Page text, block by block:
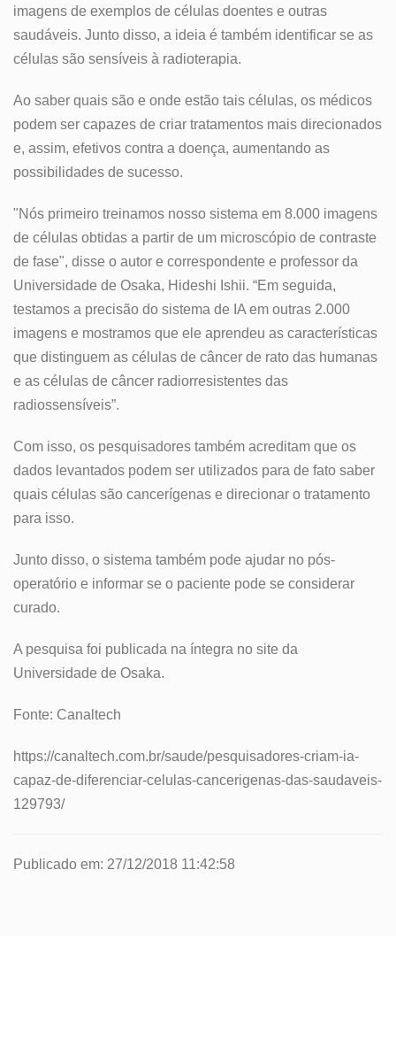
imagens de exemplos de células doentes e outras
saudáveis. Junto disso, a ideia é também identificar se as
células são sensíveis à radioterapia.
Ao saber quais são e onde estão tais células, os médicos
podem ser capazes de criar tratamentos mais direcionados
e, assim, efetivos contra a doença, aumentando as
possibilidades de sucesso.
"Nós primeiro treinamos nosso sistema em 8.000 imagens
de células obtidas a partir de um microscópio de contraste
de fase", disse o autor e correspondente e professor da
Universidade de Osaka, Hideshi Ishii. “Em seguida,
testamos a precisão do sistema de IA em outras 2.000
imagens e mostramos que ele aprendeu as características
que distinguem as células de câncer de rato das humanas
e as células de câncer radiorresistentes das
radiossensíveis”.
Com isso, os pesquisadores também acreditam que os
dados levantados podem ser utilizados para de fato saber
quais células são cancerígenas e direcionar o tratamento
para isso.
Junto disso, o sistema também pode ajudar no pós-
operatório e informar se o paciente pode se considerar
curado.
A pesquisa foi publicada na íntegra no site da
Universidade de Osaka.
Fonte: Canaltech
https://canaltech.com.br/saude/pesquisadores-criam-ia-
capaz-de-diferenciar-celulas-cancerigenas-das-saudaveis-
129793/
Publicado em: 27/12/2018 11:42:58